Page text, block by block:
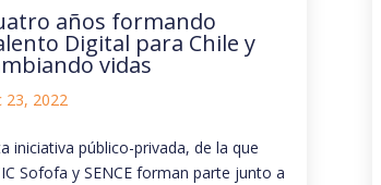
años formando
Digital para Chile y
vidas
23, 2022
iniciativa público-privada, de la que
Sofofa y SENCE forman parte junto a